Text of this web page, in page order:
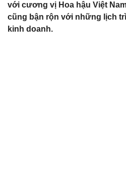
với cương vị Hoa hậu Việt
cũng bận rộn với những lịch
kinh doanh.